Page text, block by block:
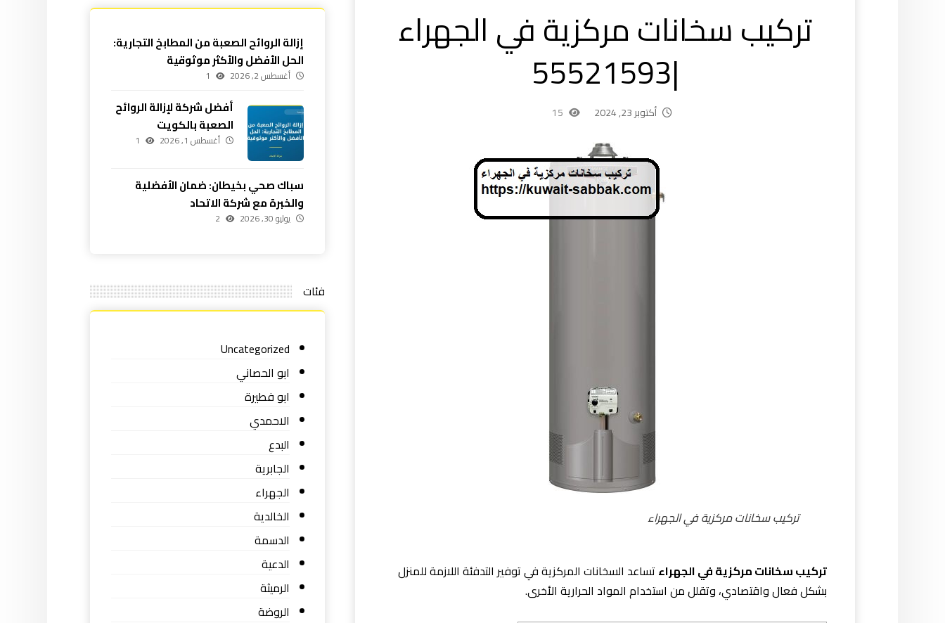
تركيب سخانات مركزية في الجهراء
|55521593
أكتوبر 23, 2024 15
تركيب سخانات مركزية في الجهراء
تركيب سخانات مركزية في الجهراء تساعد السخانات المركزية في توفير التدفئة اللازمة للمنزل
بشكل فعال واقتصادي، وتقلل من استخدام المواد الحرارية الأخرى.
إزالة الروائح الصعبة من المطابخ التجارية:
الحل الأفضل والأكثر موثوقية
أغسطس 2, 2026 1
أفضل شركة لإزالة الروائح
الصعبة بالكويت
أغسطس 1, 2026 1
سباك صحي بخيطان: ضمان الأفضلية
والخبرة مع شركة الاتحاد
يوليو 30, 2026 2
فئات
Uncategorized
ابو الحصاني
ابو فطيرة
الاحمدي
البدع
الجابرية
الجهراء
الخالدية
الدسمة
الدعية
الرميثة
الروضة